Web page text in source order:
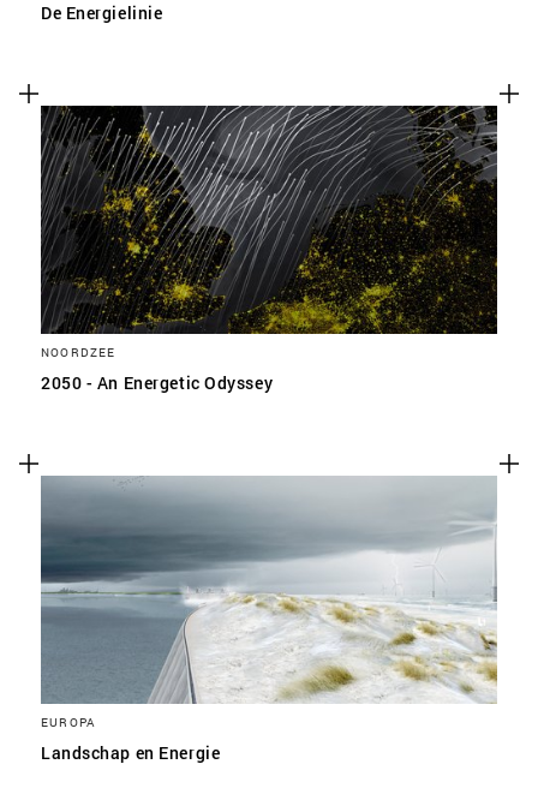
De Energielinie
NOORDZEE
2050 - An Energetic Odyssey
EUROPA
Landschap en Energie